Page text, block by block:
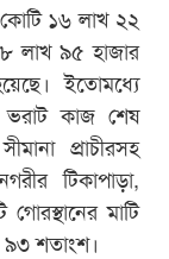
১৬ লাখ ২২
লাখ ৯৫ হাজার
ইতোমধ্যে
ভরাট কাজ শেষ
প্রাচীরসহ
টিকাপাড়া,
মাটি
৯৩ শতাংশ।